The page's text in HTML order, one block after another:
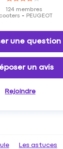
PEUGEOT
124membres
une question
un avis
Rejoindre
Les astuces